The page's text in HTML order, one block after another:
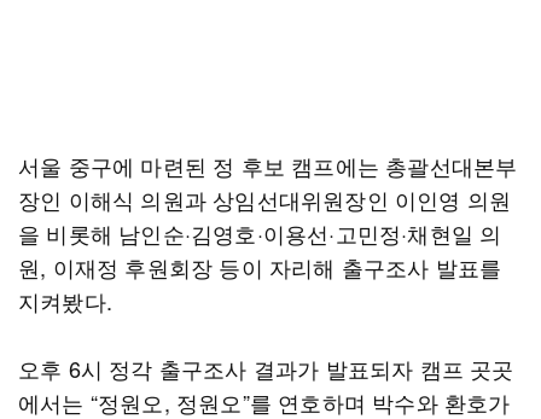
서울 중구에 마련된 정 후보 캠프에는 총괄선대본부
장인 이해식 의원과 상임선대위원장인 이인영 의원
을 비롯해 남인순·김영호·이용선·고민정·채현일 의
원, 이재정 후원회장 등이 자리해 출구조사 발표를
지켜봤다.
오후 6시 정각 출구조사 결과가 발표되자 캠프 곳곳
에서는 “정원오, 정원오”를 연호하며 박수와 환호가